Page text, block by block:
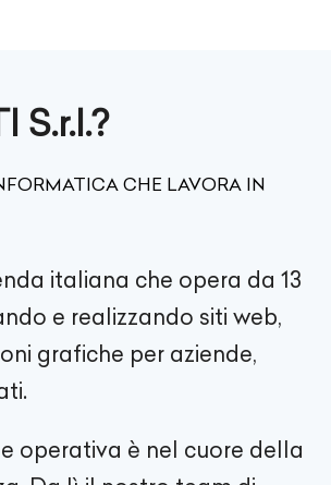
S.r.l.?
CHE LAVORA IN
italiana che opera da 13
e realizzando siti web,
grafiche per aziende,
operativa è nel cuore della